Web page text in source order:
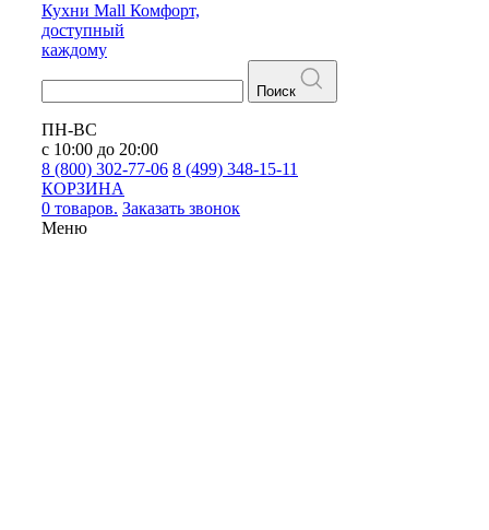
Кухни Mall Комфорт,
доступный
каждому
Поиск
ПН-ВС
с 10:00 до 20:00
8 (800) 302-77-06 8 (499) 348-15-11
КОРЗИНА
0 товаров. Заказать звонок
Меню